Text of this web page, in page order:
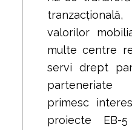
valorilor
multe centre
servi drept
primesc
proiecte